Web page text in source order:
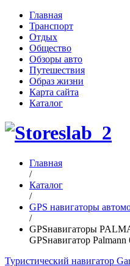
Главная
Транспорт
Отдых
Общество
Обзоры авто
Путешествия
Образ жизни
Карта сайта
Каталог
Главная
/
Каталог
/
GPS навигаторы
/
GPSнавигаторы
GPSнавигатор
Туристический навигатор